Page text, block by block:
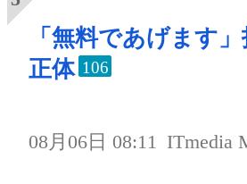
「無料であげます
正体 106
08月06日 08:11 ITmedia